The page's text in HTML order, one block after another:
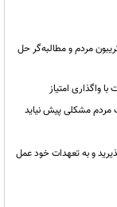
مردم و مطالبه‌گر حل
واگذاری امتیاز
مردم مشکلی پیش نیاید
و به تعهدات خود عمل